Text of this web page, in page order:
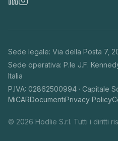
Sede legale: Via della Posta 7,
Sede operativa: P.le J.F.
Italia
P.IVA: 02862500994 · Capitale
MiCARDocumentiPrivacy Policy
© 2026 Hodlie S.r.l. Tutti i diritti